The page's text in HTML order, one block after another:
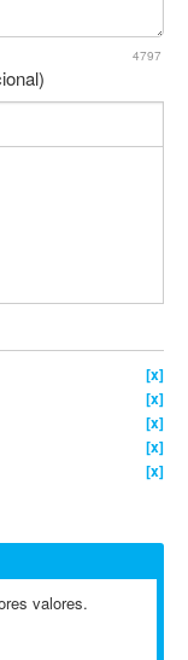
4797
[x]
[x]
[x]
[x]
[x]
valores.